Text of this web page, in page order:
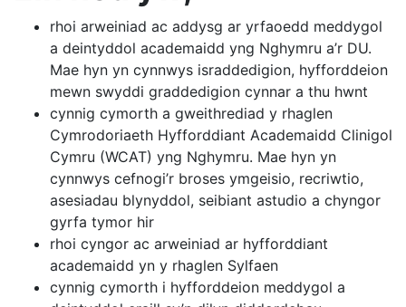
rhoi arweiniad ac addysg ar yrfaoedd meddygol
a deintyddol academaidd yng Nghymru a’r DU.
Mae hyn yn cynnwys israddedigion, hyfforddeion
mewn swyddi graddedigion cynnar a thu hwnt
cynnig cymorth a gweithrediad y rhaglen
Cymrodoriaeth Hyfforddiant Academaidd Clinigol
Cymru (WCAT) yng Nghymru. Mae hyn yn
cynnwys cefnogi’r broses ymgeisio, recriwtio,
asesiadau blynyddol, seibiant astudio a chyngor
gyrfa tymor hir
rhoi cyngor ac arweiniad ar hyfforddiant
academaidd yn y rhaglen Sylfaen
cynnig cymorth i hyfforddeion meddygol a